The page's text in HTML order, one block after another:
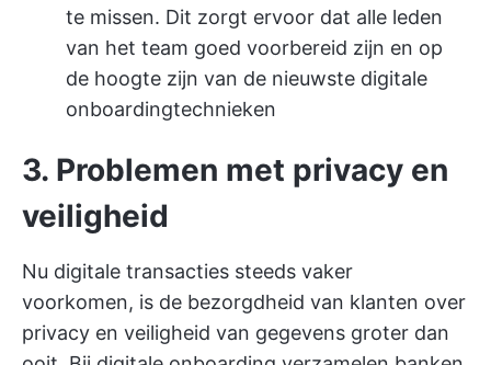
te missen. Dit zorgt ervoor dat alle leden
van het team goed voorbereid zijn en op
de hoogte zijn van de nieuwste digitale
onboardingtechnieken
3. Problemen met privacy en
veiligheid
Nu digitale transacties steeds vaker
voorkomen, is de bezorgdheid van klanten over
privacy en veiligheid van gegevens groter dan